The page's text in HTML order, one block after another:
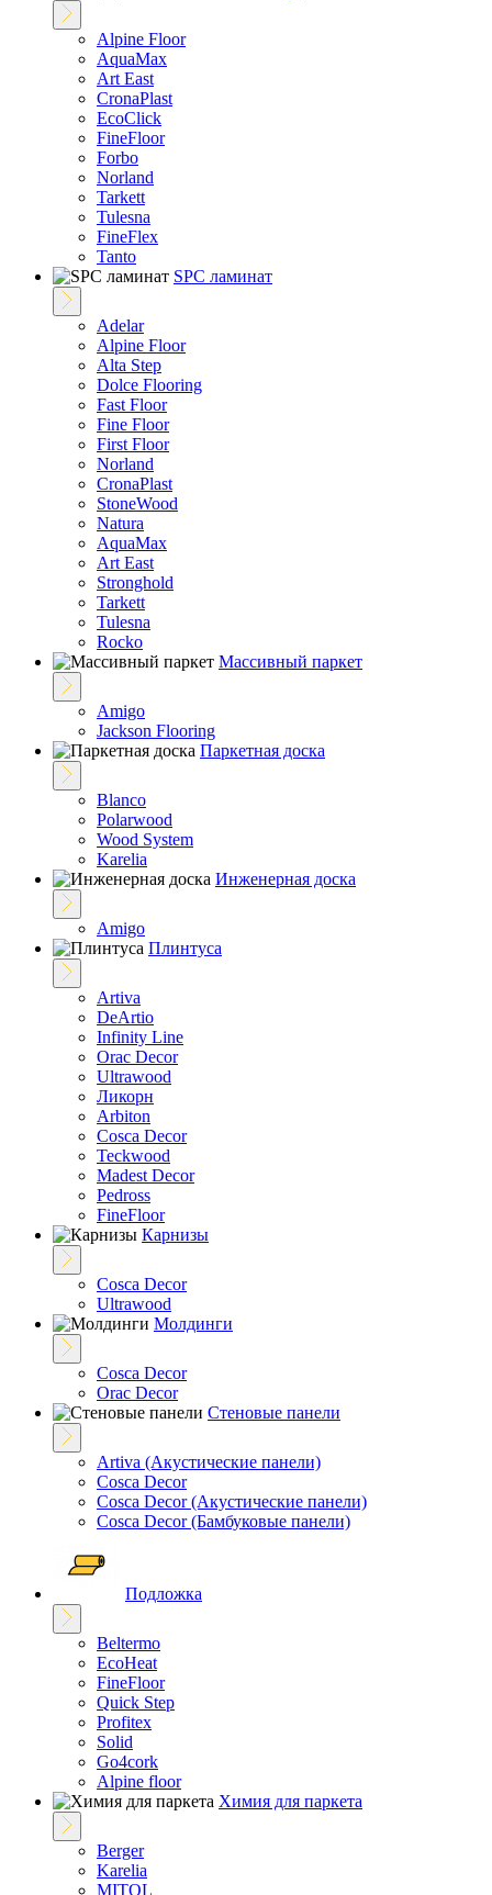
Alpine Floor
AquaMax
Art East
CronaPlast
EcoClick
FineFloor
Fоrbo
Norland
Tarkett
Tulesna
FineFlex
Tanto
SPC ламинат
Adelar
Alpine Floor
Alta Step
Dolce Flooring
Fast Floor
Fine Floor
First Floor
Norland
CronaPlast
StoneWood
Natura
AquaMax
Art East
Stronghold
Tarkett
Tulesna
Rocko
Массивный паркет
Amigo
Jackson Flooring
Паркетная доска
Blanco
Polarwood
Wood System
Karelia
Инженерная доска
Amigo
Плинтуса
Artiva
DeArtio
Infinity Line
Orac Decor
Ultrawood
Ликорн
Arbiton
Cosca Decor
Teckwood
Madest Decor
Pedross
FineFloor
Карнизы
Cosca Decor
Ultrawood
Молдинги
Cosca Decor
Orac Decor
Стеновые панели
Artiva (Акустические панели)
Cosca Decor
Cosca Decor (Акустические панели)
Cosca Decor (Бамбуковые панели)
Подложка
Beltermo
EcoHeat
FineFloor
Quick Step
Profitex
Solid
Go4cork
Alpine floor
Химия для паркета
Berger
Karelia
MITOL